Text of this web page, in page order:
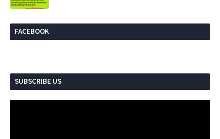
FACEBOOK
SUBSCRIBE US